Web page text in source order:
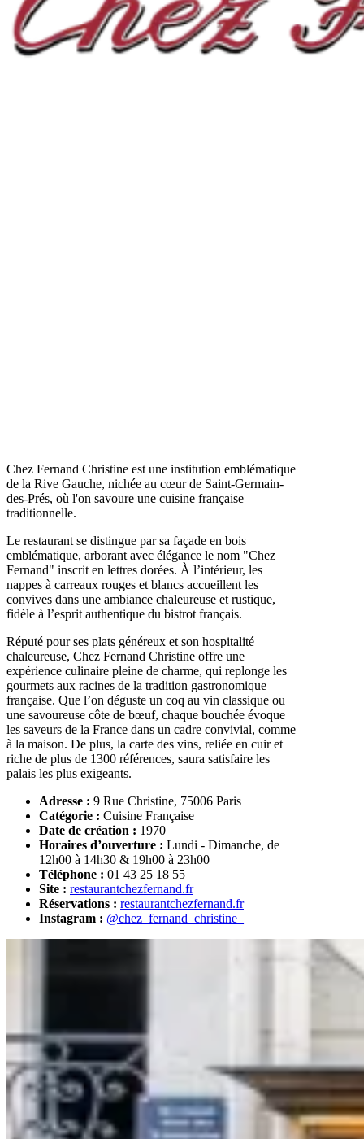
Chez Fernand Christine est une institution emblématique
de la Rive Gauche, nichée au cœur de Saint-Germain-
des-Prés, où l'on savoure une cuisine française
traditionnelle.
Le restaurant se distingue par sa façade en bois
emblématique, arborant avec élégance le nom "Chez
Fernand" inscrit en lettres dorées. À l’intérieur, les
nappes à carreaux rouges et blancs accueillent les
convives dans une ambiance chaleureuse et rustique,
fidèle à l’esprit authentique du bistrot français.
Réputé pour ses plats généreux et son hospitalité
chaleureuse, Chez Fernand Christine offre une
expérience culinaire pleine de charme, qui replonge les
gourmets aux racines de la tradition gastronomique
française. Que l’on déguste un coq au vin classique ou
une savoureuse côte de bœuf, chaque bouchée évoque
les saveurs de la France dans un cadre convivial, comme
à la maison. De plus, la carte des vins, reliée en cuir et
riche de plus de 1300 références, saura satisfaire les
palais les plus exigeants.
Adresse : 9 Rue Christine, 75006 Paris
Catégorie : Cuisine Française
Date de création : 1970
Horaires d’ouverture : Lundi - Dimanche, de
12h00 à 14h30 & 19h00 à 23h00
Téléphone : 01 43 25 18 55
Site : restaurantchezfernand.fr
Réservations : restaurantchezfernand.fr
Instagram : @chez_fernand_christine_